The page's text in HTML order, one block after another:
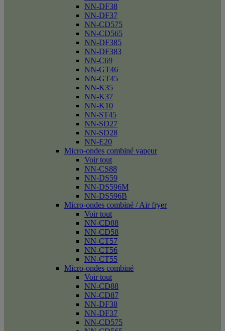
NN-DF38
NN-DF37
NN-CD575
NN-CD565
NN-DF385
NN-DF383
NN-C69
NN-GT46
NN-GT45
NN-K35
NN-K37
NN-K10
NN-ST45
NN-SD27
NN-SD28
NN-E20
Micro-ondes combiné vapeur
Voir tout
NN-CS88
NN-DS59
NN-DS596M
NN-DS596B
Micro-ondes combiné / Air fryer
Voir tout
NN-CD88
NN-CD58
NN-CT57
NN-CT56
NN-CT55
Micro-ondes combiné
Voir tout
NN-CD88
NN-CD87
NN-DF38
NN-DF37
NN-CD575